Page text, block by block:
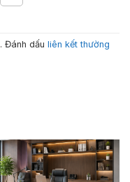
. Đánh dấu liên kết thường